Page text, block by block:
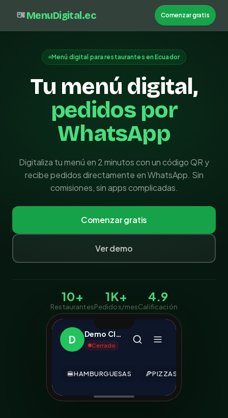
MenuDigital.ec Comenzar gratis
Menú digital para restaurantes en Ecuador
Tu menú digital,
pedidos por
WhatsApp
Digitaliza tu menú en 2 minutos con un código QR y
recibe pedidos directamente en WhatsApp. Sin
comisiones, sin apps complicadas.
Comenzar gratis
Ver demo
10+
Restaurantes
1K+
Pedidos/mes
4.9
Calificación